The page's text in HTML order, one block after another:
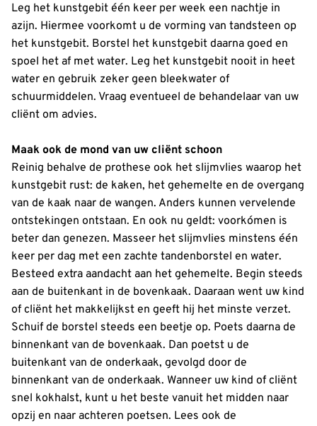
Leg het kunstgebit één keer per week een nachtje in
azijn. Hiermee voorkomt u de vorming van tandsteen op
het kunstgebit. Borstel het kunstgebit daarna goed en
spoel het af met water. Leg het kunstgebit nooit in heet
water en gebruik zeker geen bleekwater of
schuurmiddelen. Vraag eventueel de behandelaar van uw
cliënt om advies.
Maak ook de mond van uw cliënt schoon
Reinig behalve de prothese ook het slijmvlies waarop het
kunstgebit rust: de kaken, het gehemelte en de overgang
van de kaak naar de wangen. Anders kunnen vervelende
ontstekingen ontstaan. En ook nu geldt: voorkómen is
beter dan genezen. Masseer het slijmvlies minstens één
keer per dag met een zachte tandenborstel en water.
Besteed extra aandacht aan het gehemelte. Begin steeds
aan de buitenkant in de bovenkaak. Daaraan went uw kind
of cliënt het makkelijkst en geeft hij het minste verzet.
Schuif de borstel steeds een beetje op. Poets daarna de
binnenkant van de bovenkaak. Dan poetst u de
buitenkant van de onderkaak, gevolgd door de
binnenkant van de onderkaak. Wanneer uw kind of cliënt
snel kokhalst, kunt u het beste vanuit het midden naar
opzij en naar achteren poetsen. Lees ook de